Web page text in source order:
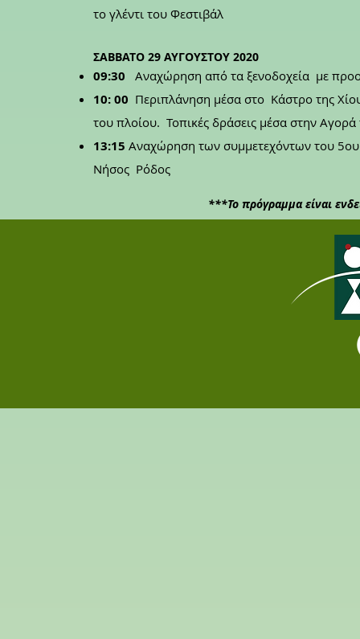
το γλέντι του Φεστιβάλ
ΣΑΒΒΑΤΟ 29 ΑΥΓΟΥΣΤΟΥ 2020
09:30 Αναχώρηση από τα ξενοδοχεία με
10: 00 Περιπλάνηση μέσα στο Κάστρο της
του πλοίου. Τοπικές δράσεις μέσα στην
13:15 Αναχώρηση των συμμετεχόντων του 5ου
Νήσος Ρόδος
***Το πρόγραμμα είναι